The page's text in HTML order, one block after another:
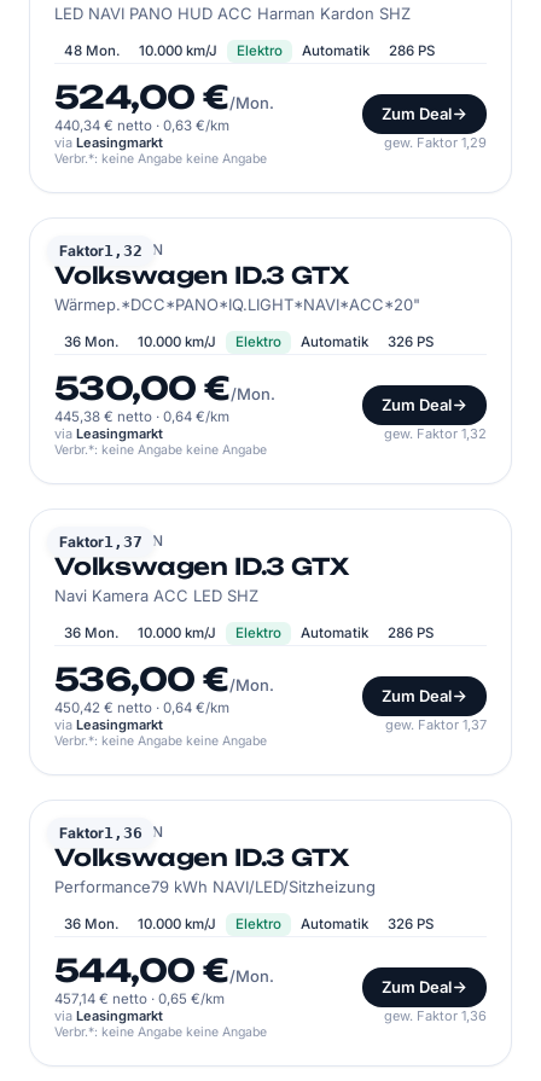
LED NAVI PANO HUD ACC Harman Kardon SHZ
48 Mon. 10.000 km/J Elektro Automatik 286 PS
524,00 €/Mon.
440,34 € netto · 0,63 €/km
Zum Deal
via Leasingmarkt gew. Faktor 1,29
Verbr.*: keine Angabe keine Angabe
Faktor1,32
VOLKSWAGEN
Volkswagen ID.3 GTX
Wärmep.*DCC*PANO*IQ.LIGHT*NAVI*ACC*20"
36 Mon. 10.000 km/J Elektro Automatik 326 PS
530,00 €/Mon.
445,38 € netto · 0,64 €/km
Zum Deal
via Leasingmarkt gew. Faktor 1,32
Verbr.*: keine Angabe keine Angabe
Faktor1,37
VOLKSWAGEN
Volkswagen ID.3 GTX
Navi Kamera ACC LED SHZ
36 Mon. 10.000 km/J Elektro Automatik 286 PS
536,00 €/Mon.
450,42 € netto · 0,64 €/km
Zum Deal
via Leasingmarkt gew. Faktor 1,37
Verbr.*: keine Angabe keine Angabe
Faktor1,36
VOLKSWAGEN
Volkswagen ID.3 GTX
Performance79 kWh NAVI/LED/Sitzheizung
36 Mon. 10.000 km/J Elektro Automatik 326 PS
544,00 €/Mon.
457,14 € netto · 0,65 €/km
Zum Deal
via Leasingmarkt gew. Faktor 1,36
Verbr.*: keine Angabe keine Angabe